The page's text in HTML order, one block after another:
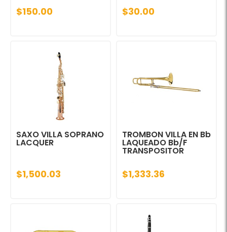
$150.00 $30.00
SAXO VILLA SOPRANO
LACQUER
$1,500.03
TROMBON VILLA EN Bb
LAQUEADO Bb/F
TRANSPOSITOR
$1,333.36